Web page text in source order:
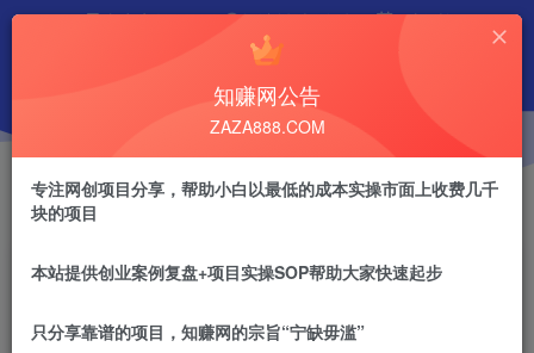
文章字数483 阅读耗时2分钟
更新时间
作者镇山的虎
镇山的虎
知赚网公告
ZAZA888.COM
专注网创项目分享，帮助小白以最低的成本实操市面上收费几千
块的项目
本站提供创业案例复盘+项目实操SOP帮助大家快速起步
只分享靠谱的项目，知赚网的宗旨“宁缺毋滥”